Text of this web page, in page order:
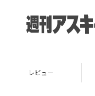
レビュー